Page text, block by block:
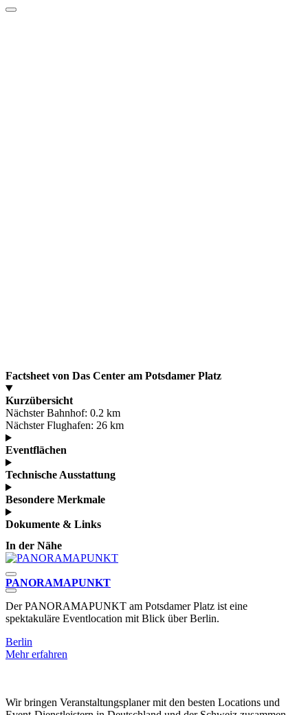
Factsheet von Das Center am Potsdamer Platz
Kurzübersicht
Nächster Bahnhof: 0.2 km
Nächster Flughafen: 26 km
Eventflächen
Technische Ausstattung
Besondere Merkmale
Dokumente & Links
In der Nähe
PANORAMAPUNKT
Der PANORAMAPUNKT am Potsdamer Platz ist eine
spektakuläre Eventlocation mit Blick über Berlin.
Berlin
Mehr erfahren
Wir bringen Veranstaltungsplaner mit den besten Locations und